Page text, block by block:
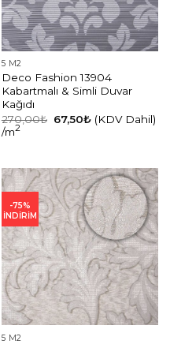
5 M2
Deco Fashion 13904
Kabartmalı & Simli Duvar
Kağıdı
270,00₺ Orijinal
fiyat:
67,50₺Şu
andaki
(KDV Dahil)
/m2
-75%
İNDİRİM
5 M2